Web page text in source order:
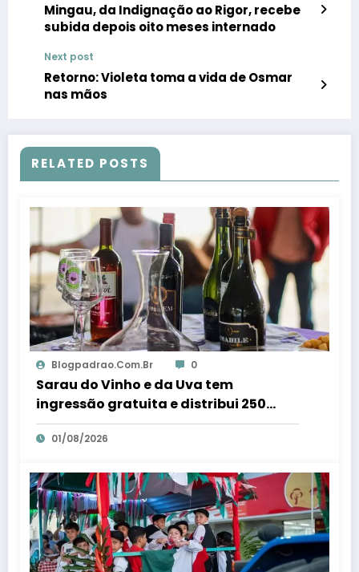
Mingau, da Indignação ao Rigor, recebe
subida depois oito meses internado
Next post
Retorno: Violeta toma a vida de Osmar
nas mãos
RELATED POSTS
Blogpadrao.com.br 0
Sarau do Vinho e da Uva tem
ingressão gratuita e distribui 250
litros de suco em Santa Teresa – Em
Dia ES
01/08/2026